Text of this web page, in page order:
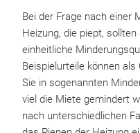
Bei der Frage nach einer
Heizung, die piept,
einheitliche
Beispielurteile können
Sie in sogenannten
viel die Miete gemindert
nach unterschiedlichen